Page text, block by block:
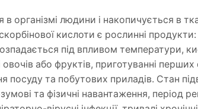
в організмі людини і накопичується в
кислоти є рослинні
під впливом температури,
овочів або фруктів, приготуванні
посуду та побутових приладів. Стан
та фізичні навантаження, період